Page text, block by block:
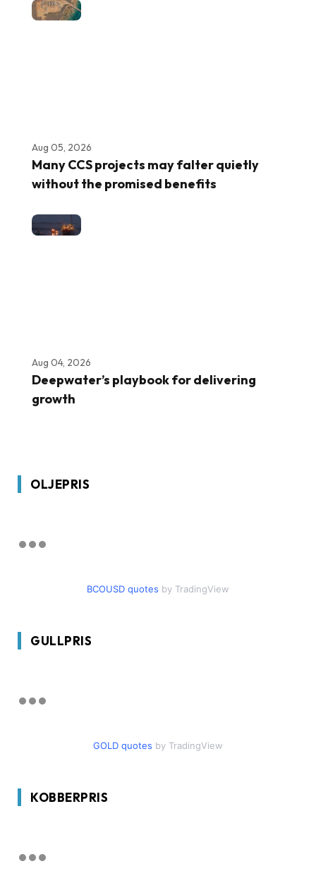
Aug 05, 2026
Many CCS projects may falter quietly
without the promised benefits
Aug 04, 2026
Deepwater’s playbook for delivering
growth
OLJEPRIS
BCOUSD quotes by TradingView
GULLPRIS
GOLD quotes by TradingView
KOBBERPRIS